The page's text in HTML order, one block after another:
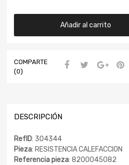
Añadir al carrito
COMPARTE
(0)
DESCRIPCIÓN
RefID: 304344
Pieza: RESISTENCIA CALEFACCION
Referencia pieza: 8200045082